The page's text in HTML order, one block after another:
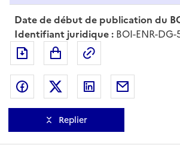
Date de début de publication du
Identifiant juridique : BOI-ENR-
Exporter le document au
Partager sur Facebook
Partager sur Twitter
Partager sur
Replier